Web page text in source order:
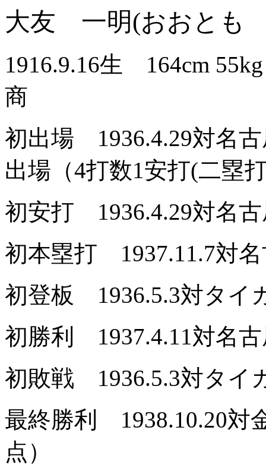
大友 一明(おおとも
1916.9.16生 164cm
商
初出場 1936.4.29対名
出場（4打数1安打(二塁
初安打 1936.4.29対名
初本塁打 1937.11.7対
初登板 1936.5.3対タイ
初勝利 1937.4.11対名
初敗戦 1936.5.3対タイ
最終勝利 1938.10.20対
点）